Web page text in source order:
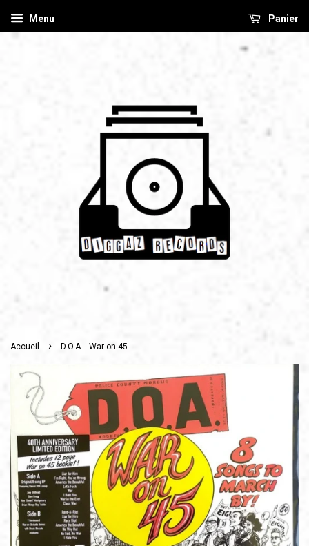
Menu Panier
Accueil › D.O.A. - War on 45